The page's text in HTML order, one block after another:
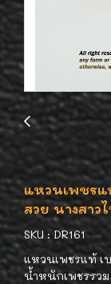
แหวนเพชรแ
สวย นางสาว
SKU : DR161
แหวนเพชรแท้ เ
น้ำหนักเพชรรว